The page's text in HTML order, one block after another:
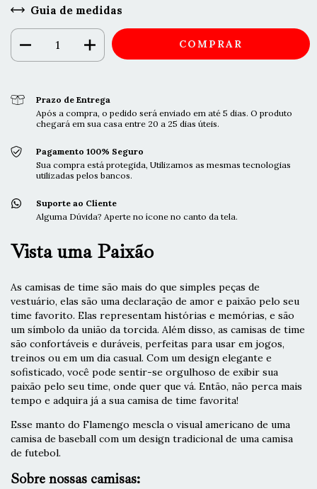
Guia de medidas
Prazo de Entrega
Após a compra, o pedido será enviado em até 5 dias. O produto
chegará em sua casa entre 20 a 25 dias úteis.
Pagamento 100% Seguro
Sua compra está protegida, Utilizamos as mesmas tecnologias
utilizadas pelos bancos.
Suporte ao Cliente
Alguma Dúvida? Aperte no ícone no canto da tela.
Vista uma Paixão
As camisas de time são mais do que simples peças de
vestuário, elas são uma declaração de amor e paixão pelo seu
time favorito. Elas representam histórias e memórias, e são
um símbolo da união da torcida. Além disso, as camisas de time
são confortáveis e duráveis, perfeitas para usar em jogos,
treinos ou em um dia casual. Com um design elegante e
sofisticado, você pode sentir-se orgulhoso de exibir sua
paixão pelo seu time, onde quer que vá. Então, não perca mais
tempo e adquira já a sua camisa de time favorita!
Esse manto do Flamengo mescla o visual americano de uma
camisa de baseball com um design tradicional de uma camisa
de futebol.
Sobre nossas camisas: